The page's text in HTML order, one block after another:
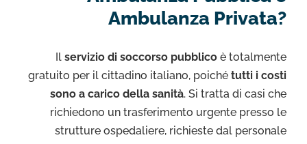
Ambulanza Privata?
Il servizio di soccorso pubblico è totalmente
gratuito per il cittadino italiano, poiché tutti i costi
sono a carico della sanità. Si tratta di casi che
richiedono un trasferimento urgente presso le
strutture ospedaliere, richieste dal personale